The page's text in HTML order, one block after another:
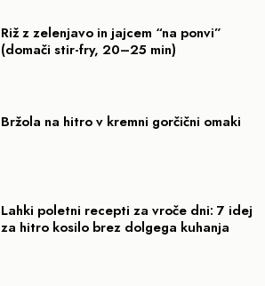
Riž z zelenjavo in jajcem “na ponvi”
(domači stir-fry, 20–25 min)
Bržola na hitro v kremni gorčični omaki
Lahki poletni recepti za vroče dni: 7 idej
za hitro kosilo brez dolgega kuhanja